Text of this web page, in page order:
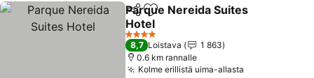
Jaa Lisää suosikkeihin
Parque Nereida Suites
Hotel
4 Tähtiluokitus
8,7 Loistava
1 863
0.6 km rannalle
Kolme erillistä uima-allasta